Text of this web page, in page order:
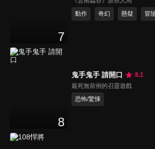
7
動作
奇幻 懸疑 冒
8
鬼手鬼手 請開口
8.1
最死無前例的召靈遊戲
恐怖/驚悚